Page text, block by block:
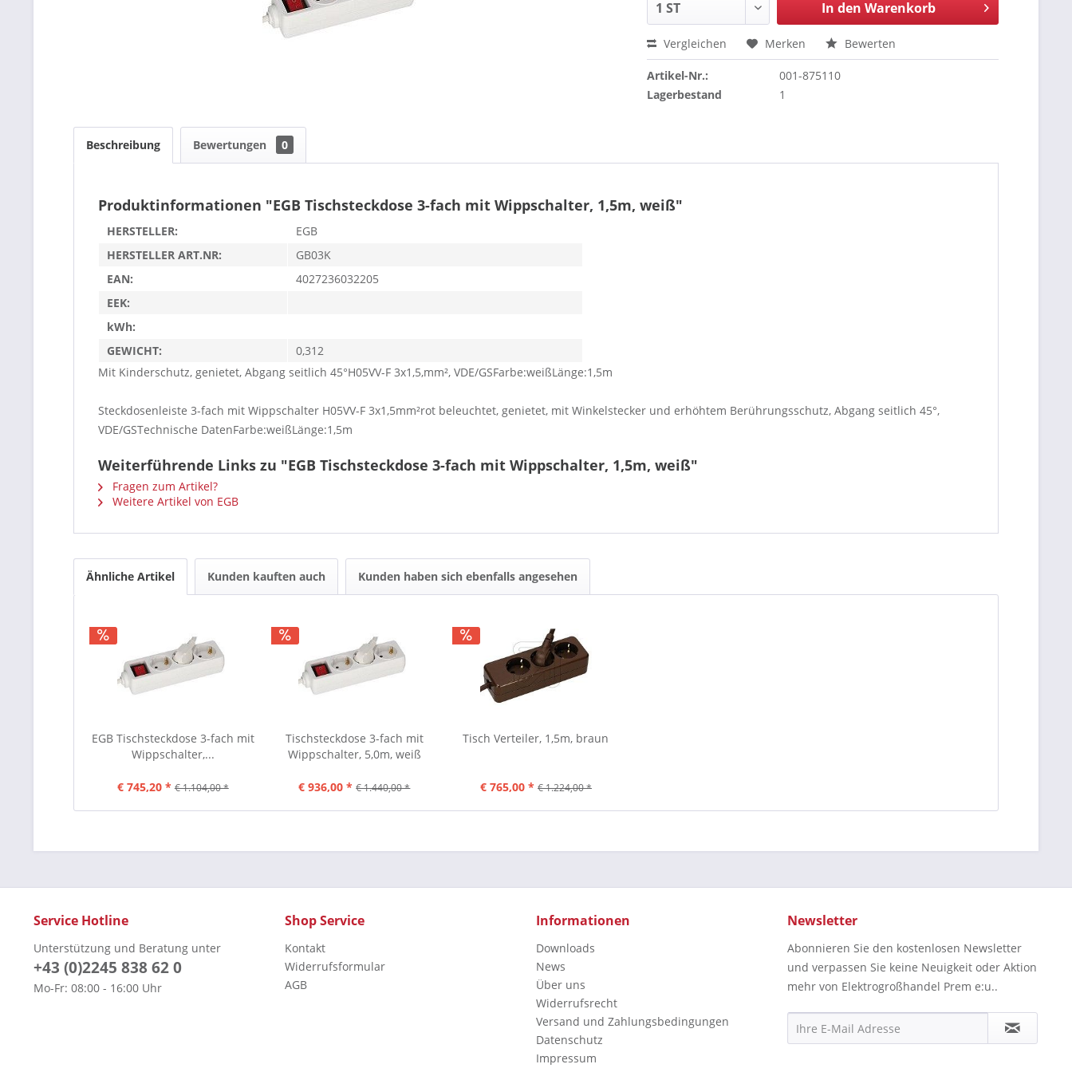
In den Warenkorb
Vergleichen Merken Bewerten
Artikel-Nr.:
001-875110
Lagerbestand
1
Beschreibung Bewertungen 0
Produktinformationen "EGB Tischsteckdose 3-fach mit Wippschalter, 1,5m, weiß"
HERSTELLER:
EGB
HERSTELLER ART.NR:
GB03K
EAN:
4027236032205
EEK:
kWh:
GEWICHT:
0,312
Mit Kinderschutz, genietet, Abgang seitlich 45°H05VV-F 3x1,5,mm², VDE/GSFarbe:weißLänge:1,5m
Steckdosenleiste 3-fach mit Wippschalter H05VV-F 3x1,5mm²rot beleuchtet, genietet, mit Winkelstecker und erhöhtem Berührungsschutz, Abgang seitlich 45°,
VDE/GSTechnische DatenFarbe:weißLänge:1,5m
Weiterführende Links zu "EGB Tischsteckdose 3-fach mit Wippschalter, 1,5m, weiß"
Fragen zum Artikel?
Weitere Artikel von EGB
Ähnliche Artikel Kunden kauften auch Kunden haben sich ebenfalls angesehen
EGB Tischsteckdose 3-fach mit
Wippschalter,...
€ 745,20 * € 1.104,00 *
Tischsteckdose 3-fach mit
Wippschalter, 5,0m, weiß
€ 936,00 * € 1.440,00 *
Tisch Verteiler, 1,5m, braun
€ 765,00 * € 1.224,00 *
Service Hotline
Unterstützung und Beratung unter
+43 (0)2245 838 62 0
Mo-Fr: 08:00 - 16:00 Uhr
Shop Service
Kontakt
Widerrufsformular
AGB
Informationen
Downloads
News
Über uns
Widerrufsrecht
Versand und Zahlungsbedingungen
Datenschutz
Impressum
Newsletter
Abonnieren Sie den kostenlosen Newsletter
und verpassen Sie keine Neuigkeit oder Aktion
mehr von Elektrogroßhandel Prem e:u..